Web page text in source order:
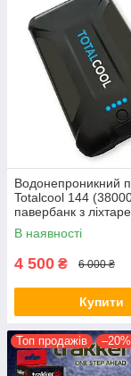
Водонепроникний
Totalcool 144
павербанк з
фірмовий потужний
павербанк (Англія)
В наявності
4 500 ₴ 6 000 ₴
Купити
Топ продажів –20%